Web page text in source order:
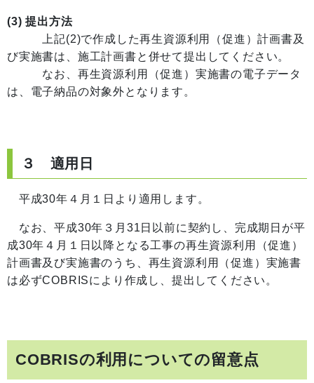
(3) 提出方法
上記(2)で作成した再生資源利用（促進）計画書及
び実施書は、施工計画書と併せて提出してください。
なお、再生資源利用（促進）実施書の電子データ
は、電子納品の対象外となります。
３ 適用日
平成30年４月１日より適用します。
なお、平成30年３月31日以前に契約し、完成期日が平
成30年４月１日以降となる工事の再生資源利用（促進）
計画書及び実施書のうち、再生資源利用（促進）実施書
は必ずCOBRISにより作成し、提出してください。
COBRISの利用についての留意点